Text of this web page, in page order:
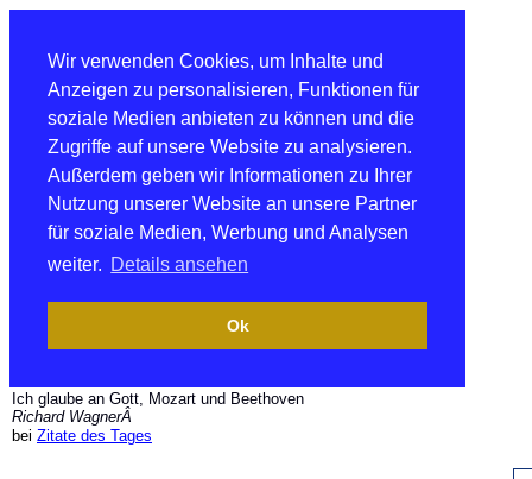
Wir verwenden Cookies, um Inhalte und
Anzeigen zu personalisieren, Funktionen für
soziale Medien anbieten zu können und die
Zugriffe auf unsere Website zu analysieren.
Außerdem geben wir Informationen zu Ihrer
Nutzung unserer Website an unsere Partner
für soziale Medien, Werbung und Analysen
weiter. Details ansehen
Ok
Ich glaube an Gott, Mozart und Beethoven
Richard WagnerÂ
bei Zitate des Tages